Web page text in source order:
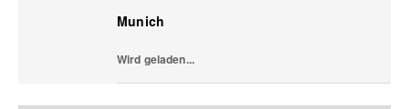
to be part of the Dior family. We...
Munich
Wird geladen...